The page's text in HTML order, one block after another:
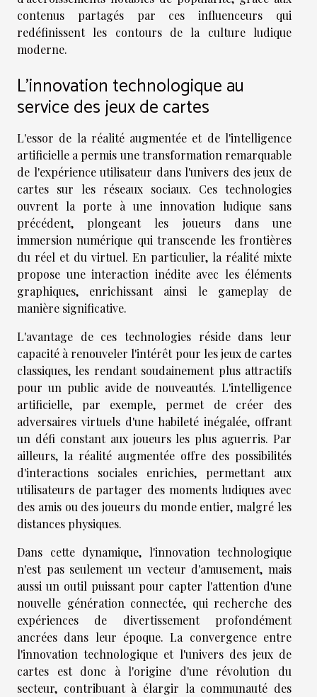
contenus partagés par ces influenceurs qui
redéfinissent les contours de la culture ludique
moderne.
L'innovation technologique au
service des jeux de cartes
L'essor de la réalité augmentée et de l'intelligence
artificielle a permis une transformation remarquable
de l'expérience utilisateur dans l'univers des jeux de
cartes sur les réseaux sociaux. Ces technologies
ouvrent la porte à une innovation ludique sans
précédent, plongeant les joueurs dans une
immersion numérique qui transcende les frontières
du réel et du virtuel. En particulier, la réalité mixte
propose une interaction inédite avec les éléments
graphiques, enrichissant ainsi le gameplay de
manière significative.
L'avantage de ces technologies réside dans leur
capacité à renouveler l'intérêt pour les jeux de cartes
classiques, les rendant soudainement plus attractifs
pour un public avide de nouveautés. L'intelligence
artificielle, par exemple, permet de créer des
adversaires virtuels d'une habileté inégalée, offrant
un défi constant aux joueurs les plus aguerris. Par
ailleurs, la réalité augmentée offre des possibilités
d'interactions sociales enrichies, permettant aux
utilisateurs de partager des moments ludiques avec
des amis ou des joueurs du monde entier, malgré les
distances physiques.
Dans cette dynamique, l'innovation technologique
n'est pas seulement un vecteur d'amusement, mais
aussi un outil puissant pour capter l'attention d'une
nouvelle génération connectée, qui recherche des
expériences de divertissement profondément
ancrées dans leur époque. La convergence entre
l'innovation technologique et l'univers des jeux de
cartes est donc à l'origine d'une révolution du
secteur, contribuant à élargir la communauté des